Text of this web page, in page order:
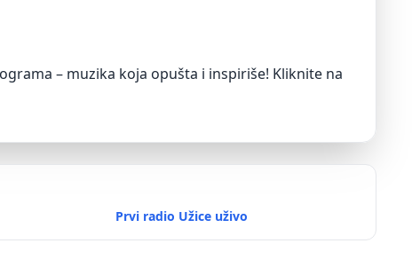
– muzika koja opušta i inspiriše! Kliknite na
Prvi radio Užice uživo